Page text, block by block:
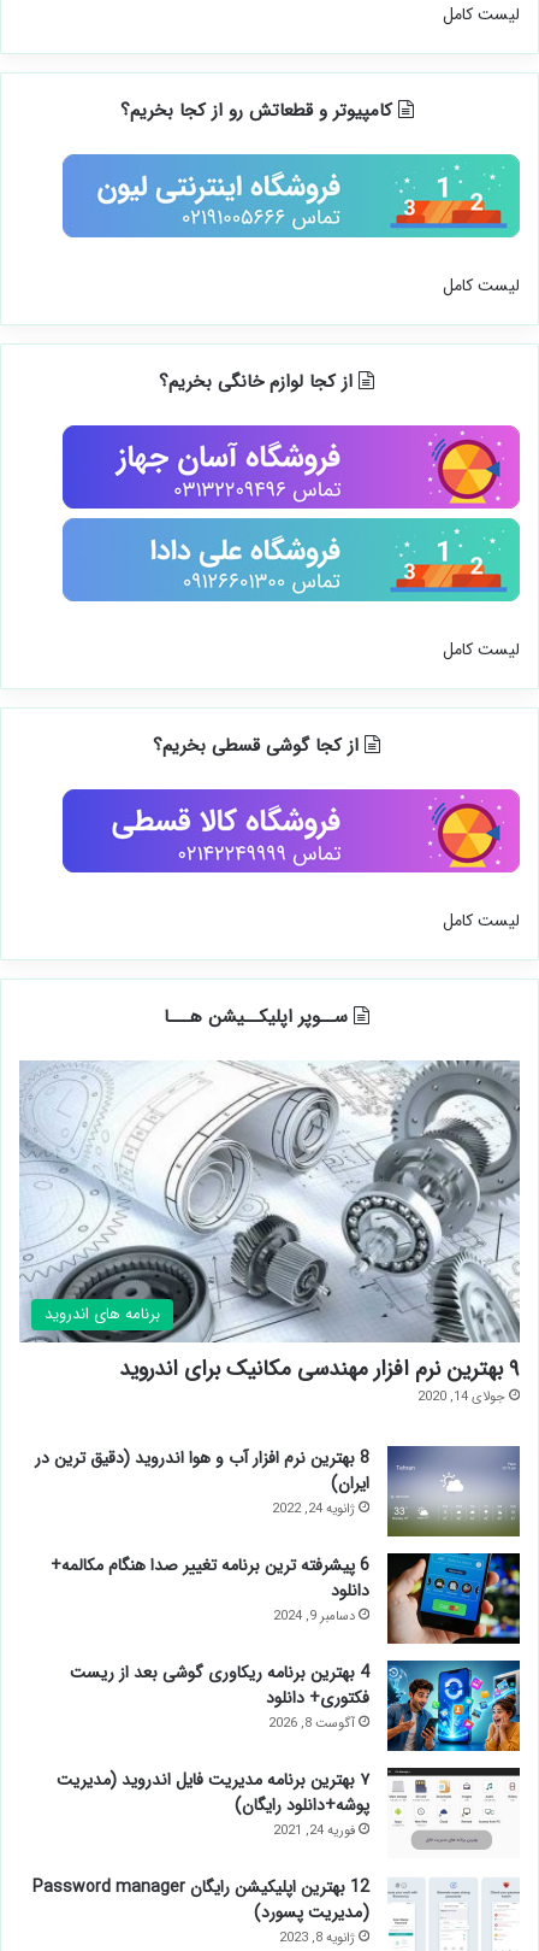
لیست کامل
کامپیوتر و قطعاتش رو از کجا بخریم؟
لیست کامل
از کجا لوازم خانگی بخریم؟
لیست کامل
از کجا گوشی قسطی بخریم؟
لیست کامل
ســوپر اپلیکــیشن هـــا
برنامه های اندروید
۹ بهترین نرم افزار مهندسی مکانیک برای اندروید
جولای 14, 2020
8 بهترین نرم افزار آب و هوا اندروید (دقیق ترین در
ایران)
ژانویه 24, 2022
6 پیشرفته ترین برنامه تغییر صدا هنگام مکالمه+
دانلود
دسامبر 9, 2024
4 بهترین برنامه ریکاوری گوشی بعد از ریست
فکتوری+ دانلود
آگوست 8, 2026
۷ بهترین برنامه مدیریت فایل اندروید (مدیریت
پوشه+دانلود رایگان)
فوریه 24, 2021
12 بهترین اپلیکیشن رایگان Password manager
(مدیریت پسورد)
ژانویه 8, 2023